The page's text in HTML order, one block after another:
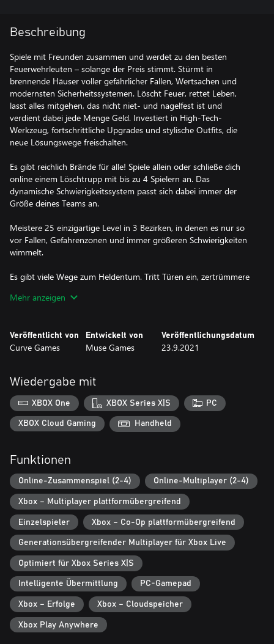
Beschreibung
Spiele mit Freunden zusammen und werdet zu den besten
Feuerwehrleuten – solange der Preis stimmt. Stürmt in
brennende Häuser voller gefährlicher Fallen, Wertsachen und
modernsten Sicherheitssystemen. Löscht Feuer, rettet Leben,
lasst alles mitgehen, das nicht niet- und nagelfest ist und
verdient dabei jede Menge Geld. Investiert in High-Tech-
Werkzeug, fortschrittliche Upgrades und stylische Outfits, die
neue Lösungswege freischalten.
Es gibt reichlich Brände für alle! Spiele allein oder schließe dich
online einem Löschtrupp mit bis zu 4 Spielern an. Das
dynamische Schwierigkeitssystem passt sich dabei immer der
Größe deines Teams an.
Meistere 25 einzigartige Level in 3 Bezirken, in denen es nur so
vor Fallen, Gefahrenzonen und immer größeren Schwierigkeiten
wimmelt.
Es gibt viele Wege zum Heldentum. Tritt Türen ein, zertrümmere
Sicherheitssysteme aus und tu alles, um den Auftrag zu erledigen
Verdiene Bestwertungen, damit reiche Klienten auf dich
aufmerksam werden. Und wenn das Geld mal knapp wird, greif
hinschauen.
Sorge mit einer ganzen Palette an Werkzeugen, Upgrades,
Fahrzeugen und Outfits für das ultimative lukrative
Feuerwehrerlebnis. Rette dich dank dem Fallschaden
reduzierenden Crashtest-Helm bedenkenlos mit einem beherzten
Baseballkappe die Gesetze der Physik, streife dir gut isolierte
Handschuhe über, um gefährliche Stromschläge zu überleben,
oder finde mit einer der 17 verfügbaren Ausrüstungsoptionen
deinen eigenen Weg zum Ziel.
Dank neuer Missionstypen, täglich und wöchentlich neuen
Herausforderungen und vielen freischaltbaren Erfolgen wird Embr
nie langweilig.
Mehr anzeigen
Veröffentlicht von
Curve Games
Entwickelt von
Muse Games
Veröffentlichungsdatum
23.9.2021
Wiedergabe mit
XBOX One XBOX Series X|S PC
XBOX Cloud Gaming Handheld
Funktionen
Online-Zusammenspiel (2-4) Online-Multiplayer (2-4)
Xbox – Multiplayer plattformübergreifend
Einzelspieler Xbox – Co-Op plattformübergreifend
Generationsübergreifender Multiplayer für Xbox Live
Optimiert für Xbox Series X|S
Intelligente Übermittlung PC-Gamepad
Xbox – Erfolge Xbox – Cloudspeicher
Xbox Play Anywhere